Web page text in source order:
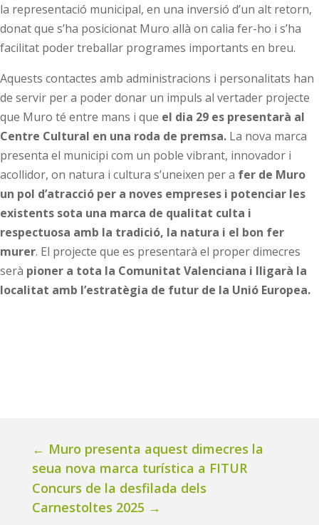
la representació municipal, en una inversió d’un alt retorn,
donat que s’ha posicionat Muro allà on calia fer-ho i s’ha
facilitat poder treballar programes importants en breu.
Aquests contactes amb administracions i personalitats han
de servir per a poder donar un impuls al vertader projecte
que Muro té entre mans i que el dia 29 es presentarà al
Centre Cultural en una roda de premsa. La nova marca
presenta el municipi com un poble vibrant, innovador i
acollidor, on natura i cultura s’uneixen per a fer de Muro
un pol d’atracció per a noves empreses i potenciar les
existents sota una marca de qualitat culta i
respectuosa amb la tradició, la natura i el bon fer
murer. El projecte que es presentarà el proper dimecres
serà pioner a tota la Comunitat Valenciana i lligarà la
localitat amb l’estratègia de futur de la Unió Europea.
← Muro presenta aquest dimecres la
seua nova marca turística a FITUR
Concurs de la desfilada dels
Carnestoltes 2025 →